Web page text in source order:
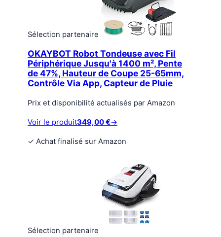
Sélection partenaire
OKAYBOT Robot Tondeuse avec Fil
Périphérique Jusqu'à 1400 m², Pente
de 47%, Hauteur de Coupe 25-65mm,
Contrôle Via App, Capteur de Pluie
Prix et disponibilité actualisés par Amazon
Voir le produit349,00 €→
✓ Achat finalisé sur Amazon
Sélection partenaire